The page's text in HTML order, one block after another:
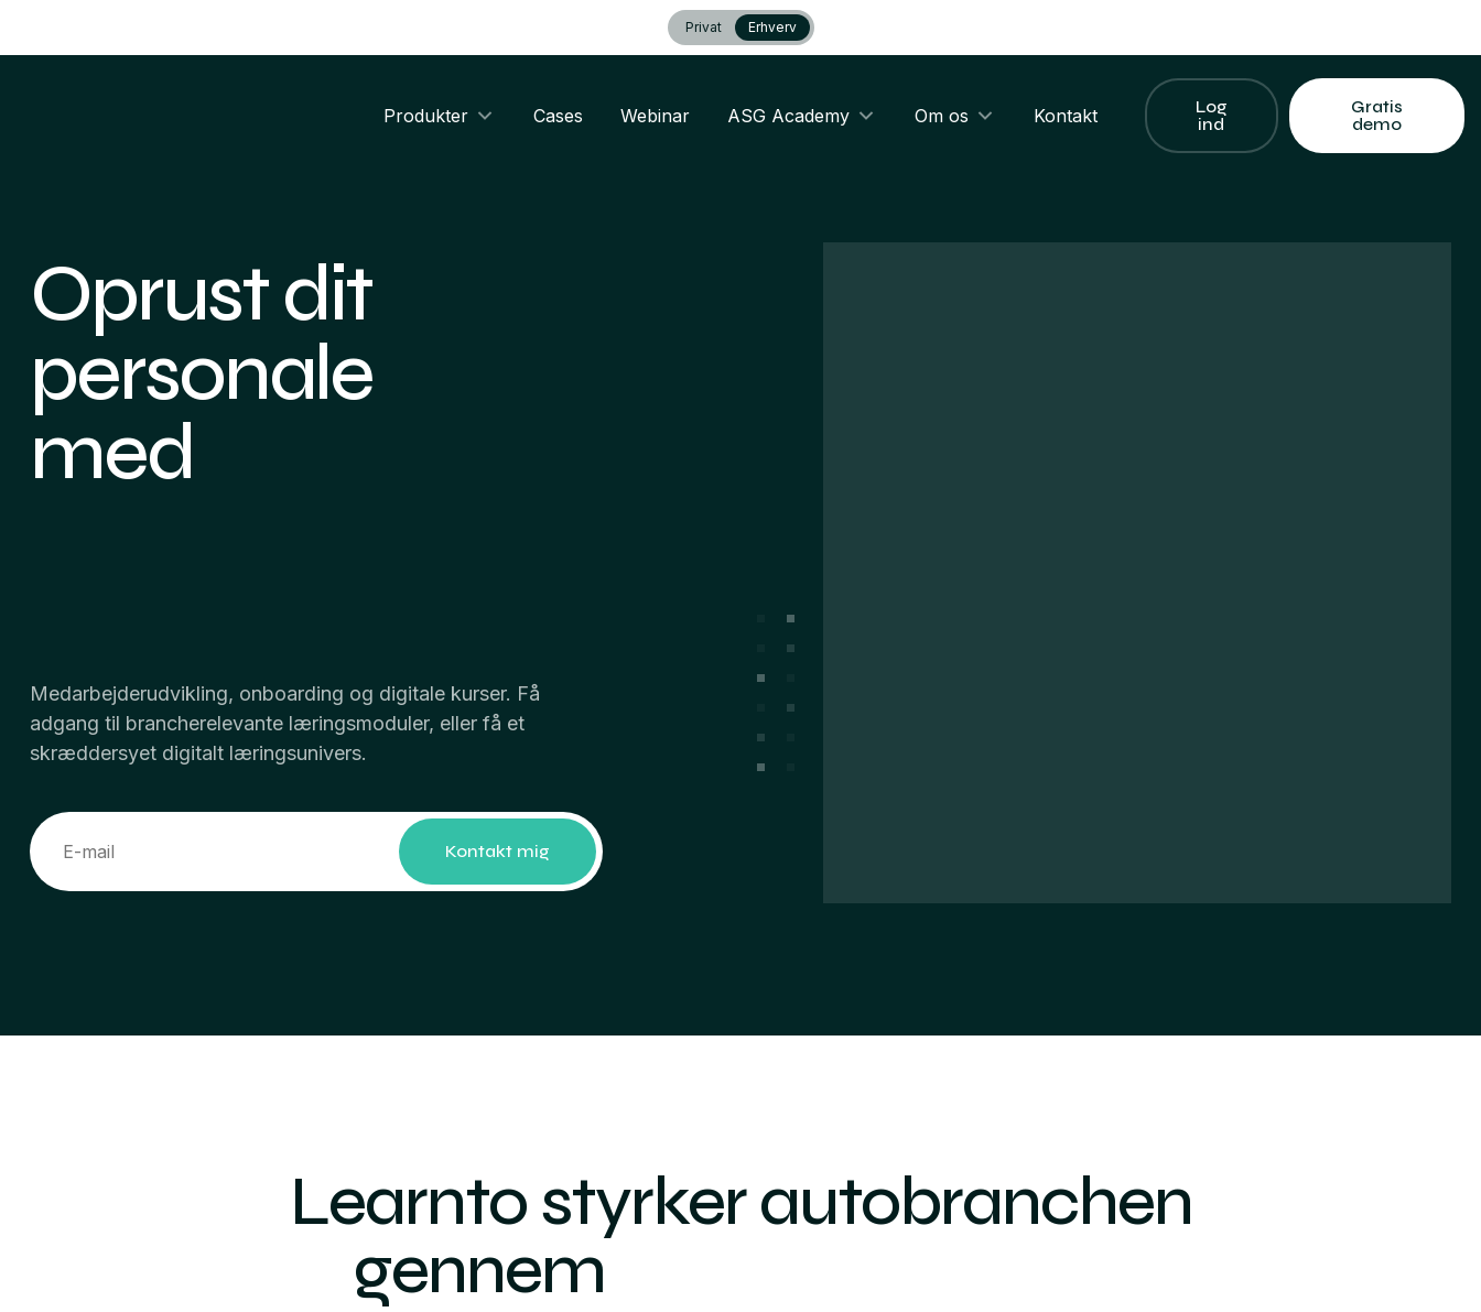
Privat Erhverv
Produkter Cases Webinar ASG Academy Om os Kontakt
Log
ind
Gratis
demo
Oprust dit
personale
med
Medarbejderudvikling, onboarding og digitale kurser. Få
adgang til brancherelevante læringsmoduler, eller få et
skræddersyet digitalt læringsunivers.
Kontakt mig
Learnto styrker autobranchen
gennem